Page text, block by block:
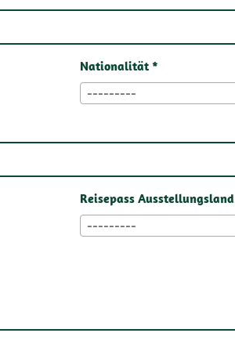
Nationalität *
---------
Reisepass Ausstellungsland
---------